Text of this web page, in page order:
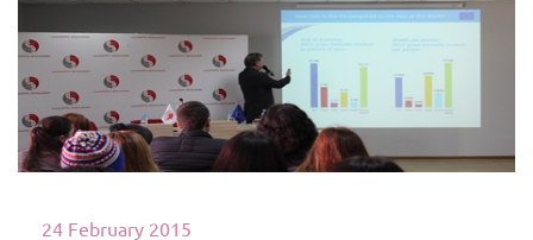
იხილეთ მეტი
24 February 2015